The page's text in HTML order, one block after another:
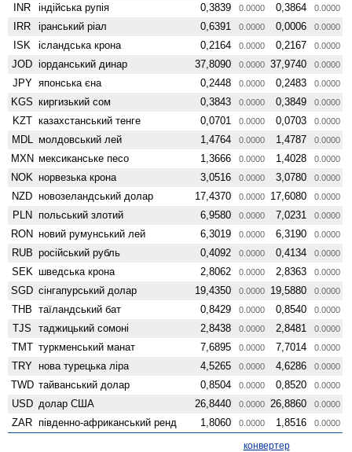
INR індійська рупія 0,3839 0.0000 0,3864 0.0000
IRR іранський ріал 0,6391 0.0000 0,0006 0.0000
ISK ісландська крона 0,2164 0.0000 0,2167 0.0000
JOD іорданський динар 37,8090 0.0000 37,9740 0.0000
JPY японська єна 0,2448 0.0000 0,2483 0.0000
KGS киргизький сом 0,3843 0.0000 0,3849 0.0000
KZT казахстанський тенге 0,0701 0.0000 0,0703 0.0000
MDL молдовський лей 1,4764 0.0000 1,4787 0.0000
MXN мексиканське песо 1,3666 0.0000 1,4028 0.0000
NOK норвезька крона 3,0516 0.0000 3,0780 0.0000
NZD ново­зеландський долар 17,4370 0.0000 17,6080 0.0000
PLN польський злотий 6,9580 0.0000 7,0231 0.0000
RON новий румунський лей 6,3019 0.0000 6,3190 0.0000
RUB російський рубль 0,4092 0.0000 0,4134 0.0000
SEK шведська крона 2,8062 0.0000 2,8363 0.0000
SGD сінгапурський долар 19,4350 0.0000 19,5880 0.0000
THB таїландський бат 0,8429 0.0000 0,8540 0.0000
TJS таджицький сомоні 2,8438 0.0000 2,8481 0.0000
TMT туркменський манат 7,6895 0.0000 7,7014 0.0000
TRY нова турецька ліра 4,5265 0.0000 4,6286 0.0000
TWD тайванський долар 0,8504 0.0000 0,8520 0.0000
USD долар США 26,8440 0.0000 26,8860 0.0000
ZAR південно-африканський ренд 1,8060 0.0000 1,8516 0.0000
конвертер